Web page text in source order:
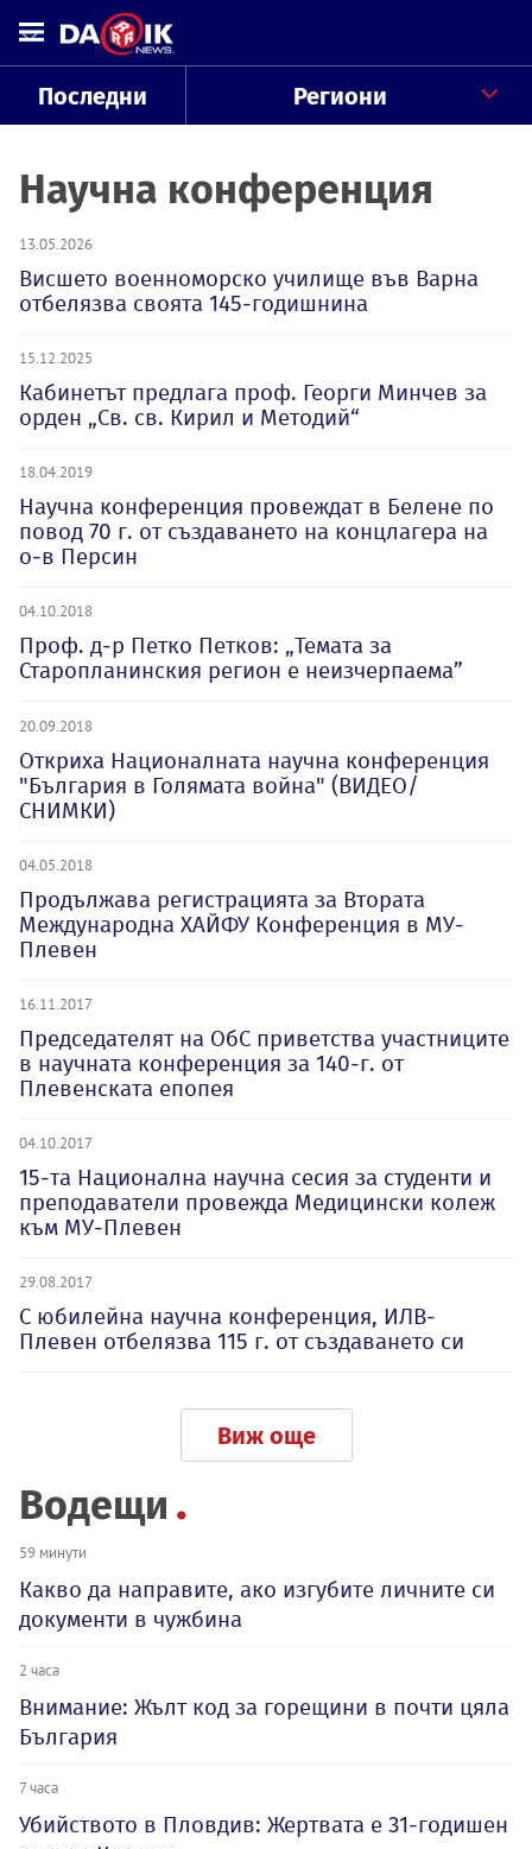
Последни Региони
Научна конференция
13.05.2026
Висшето военноморско училище във Варна
отбелязва своята 145-годишнина
15.12.2025
Кабинетът предлага проф. Георги Минчев за
орден „Св. св. Кирил и Методий“
18.04.2019
Научна конференция провеждат в Белене по
повод 70 г. от създаването на концлагера на
о-в Персин
04.10.2018
Проф. д-р Петко Петков: „Темата за
Старопланинския регион е неизчерпаема”
20.09.2018
Откриха Националната научна конференция
"България в Голямата война" (ВИДЕО/
СНИМКИ)
04.05.2018
Продължава регистрацията за Втората
Международна ХАЙФУ Конференция в МУ-
Плевен
16.11.2017
Председателят на ОбС приветства участниците
в научната конференция за 140-г. от
Плевенската епопея
04.10.2017
15-та Национална научна сесия за студенти и
преподаватели провежда Медицински колеж
към МУ-Плевен
29.08.2017
С юбилейна научна конференция, ИЛВ-
Плевен отбелязва 115 г. от създаването си
Виж още
Водещи
59 минути
Какво да направите, ако изгубите личните си
документи в чужбина
2 часа
Внимание: Жълт код за горещини в почти цяла
България
7 часа
Убийството в Пловдив: Жертвата е 31-годишен